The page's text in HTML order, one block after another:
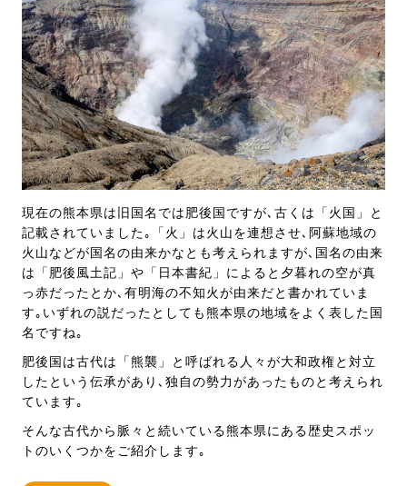
現在の熊本県は旧国名では肥後国ですが､古くは「火国」と
記載されていました｡「火」は火山を連想させ､阿蘇地域の
火山などが国名の由来かなとも考えられますが､国名の由来
は「肥後風土記」や「日本書紀」によると夕暮れの空が真
っ赤だったとか､有明海の不知火が由来だと書かれていま
す｡いずれの説だったとしても熊本県の地域をよく表した国
名ですね｡
肥後国は古代は「熊襲」と呼ばれる人々が大和政権と対立
したという伝承があり､独自の勢力があったものと考えられ
ています｡
そんな古代から脈々と続いている熊本県にある歴史スポッ
トのいくつかをご紹介します｡